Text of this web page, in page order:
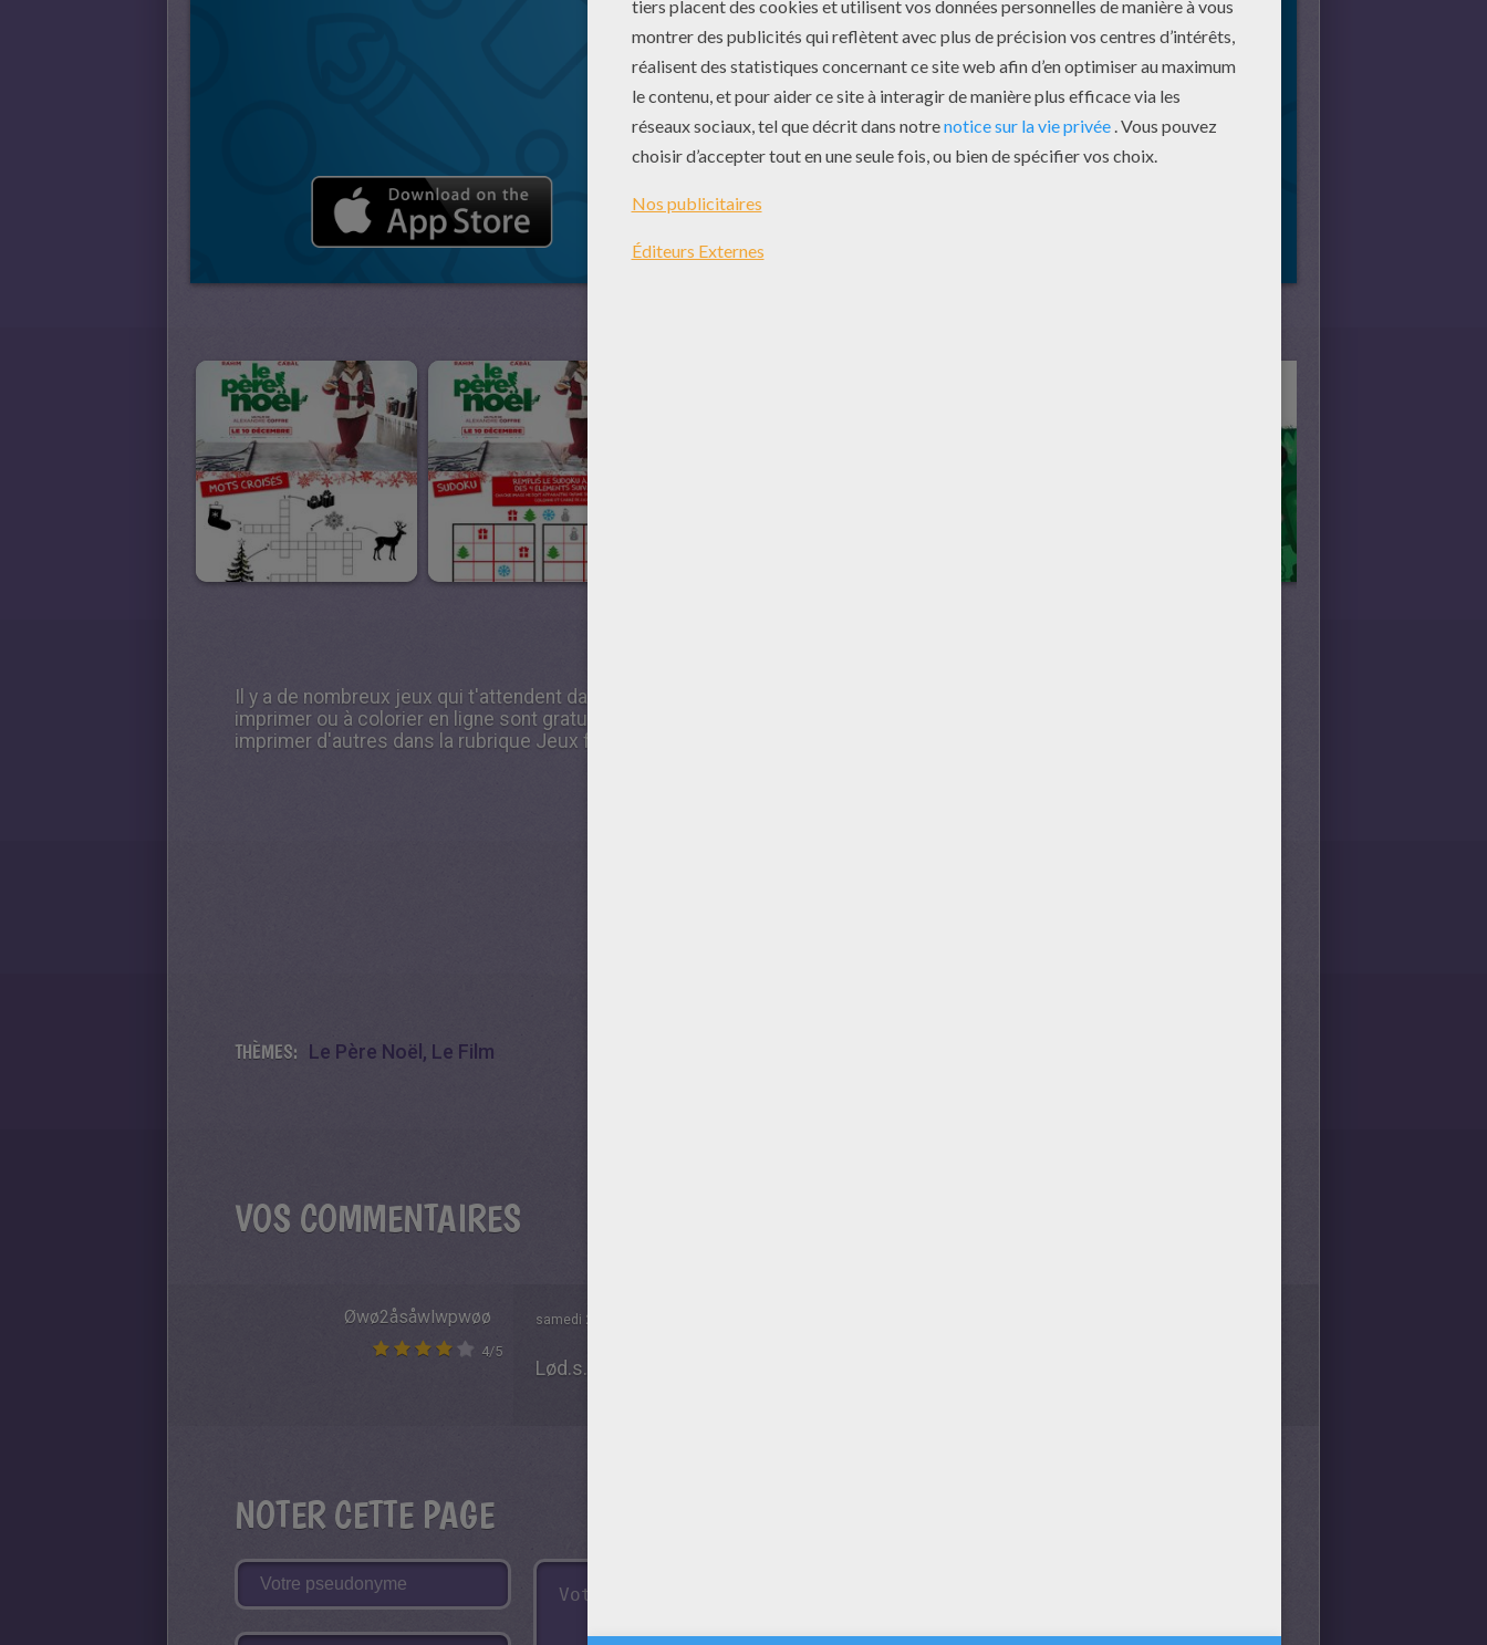
Il y a de nombreux jeux qui t'attendent dans la rubrique Jeux films et dessins animés. Bien sûr, tous ces coloriages à
imprimer ou à colorier en ligne sont gratuits Une fois ton jeu Rébus Le Père Noël, le film terminé, n'hésite pas à en
imprimer d'autres dans la rubrique Jeux films et dessins animés
THÈMES: Le Père Noël, Le Film
VOS COMMENTAIRES
Øwø2åsåwlwpwøø
4/5
samedi 25 Mars 2017 à 10h32
Lød.s..esøøwwøsøøøæqæqæ2øwø
NOTER CETTE PAGE